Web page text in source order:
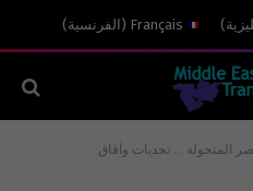
)
Français
( الفرنسية)
المتحولة … تحديات وآفاق